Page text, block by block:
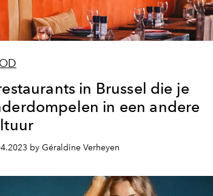
in Brussel die je
in een andere
by Géraldine Verheyen